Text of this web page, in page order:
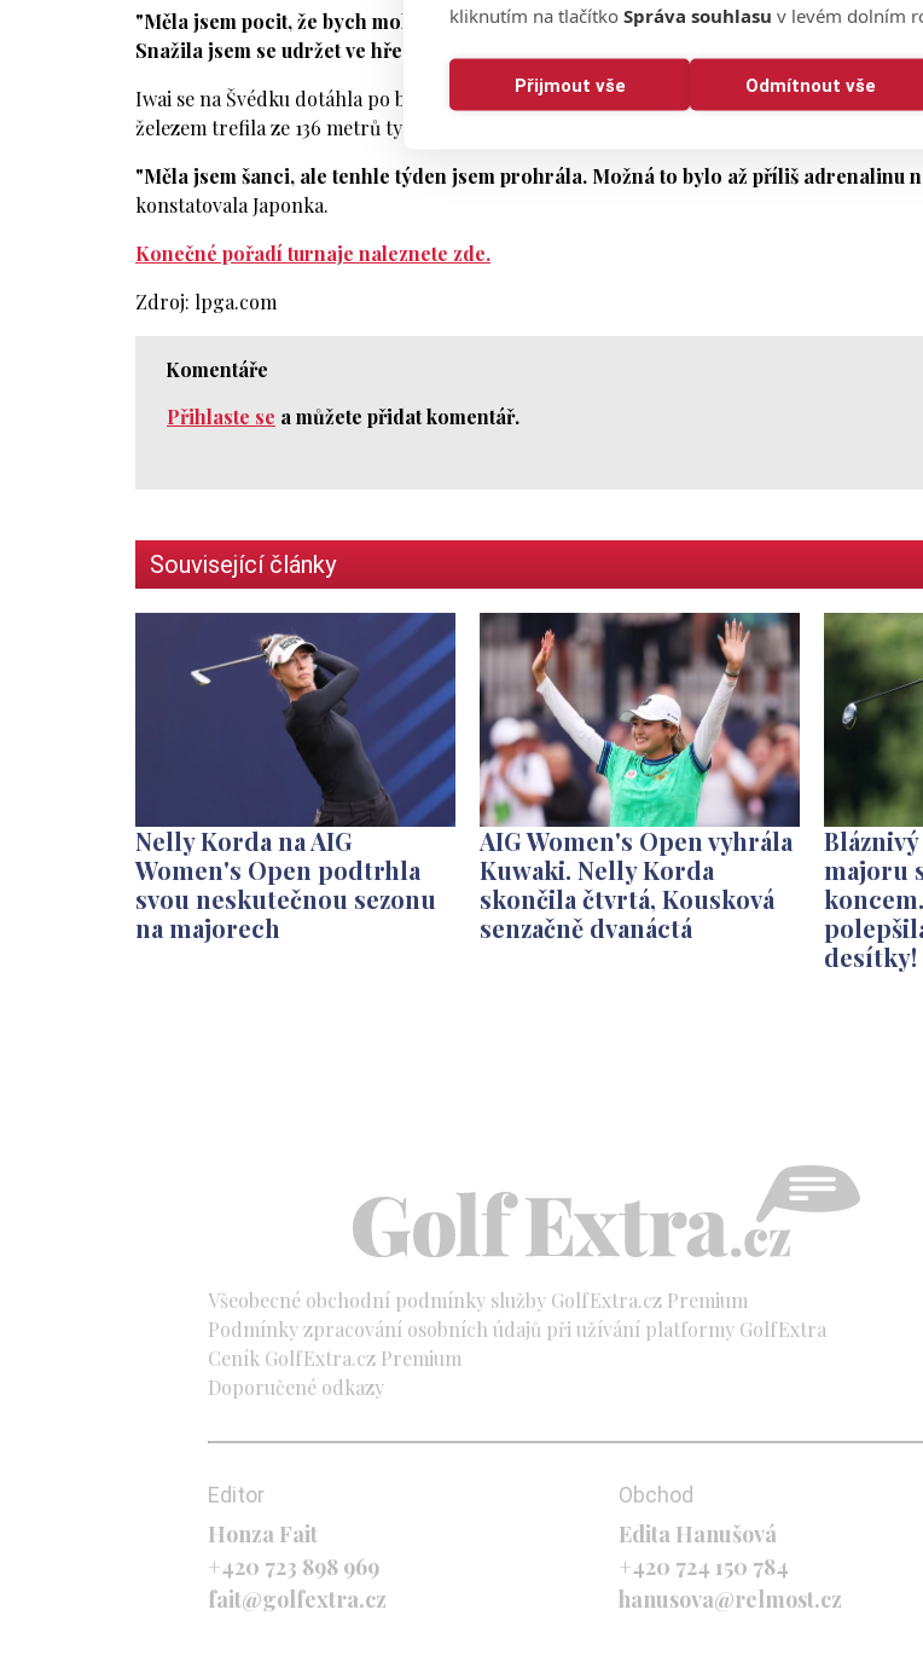
kliknutím na tlačítko Správa souhlasu v levém dolním
Přijmout vše Odmítnout vše
"Měla jsem pocit, že bych mohla zahrát ještě pár birdie na druhé devítce, ale nic mi
Snažila jsem se udržet ve hře a neukázat žádné emoce, ale to je někdy hodně těžké,"
Iwai se na Švédku dotáhla po birdie na šestnáctce. Aspoň o play-off pak přišla na
železem trefila ze 136 metrů tyč a od ní se míček odrazil mimo green.
"Měla jsem šanci, ale tenhle týden jsem prohrála. Možná to bylo až příliš adrenalinu
konstatovala Japonka.
Konečné pořadí turnaje naleznete zde.
Zdroj: lpga.com
Komentáře
Přihlaste se a můžete přidat komentář.
Související články
Nelly Korda na AIG
Women's Open podtrhla
svou neskutečnou sezonu
na majorech
AIG Women's Open vyhrála
Kuwaki. Nelly Korda
skončila čtvrtá, Kousková
senzačně dvanáctá
majoru
desítky!
Všeobecné obchodní podmínky služby GolfExtra.cz Premium
Podmínky zpracování osobních údajů při užívání platformy GolfExtra
Ceník GolfExtra.cz Premium
Doporučené odkazy
Editor
Honza Fait
+420 723 898 969
fait@golfextra.cz
Obchod
Edita Hanušová
+420 724 150 784
hanusova@relmost.cz